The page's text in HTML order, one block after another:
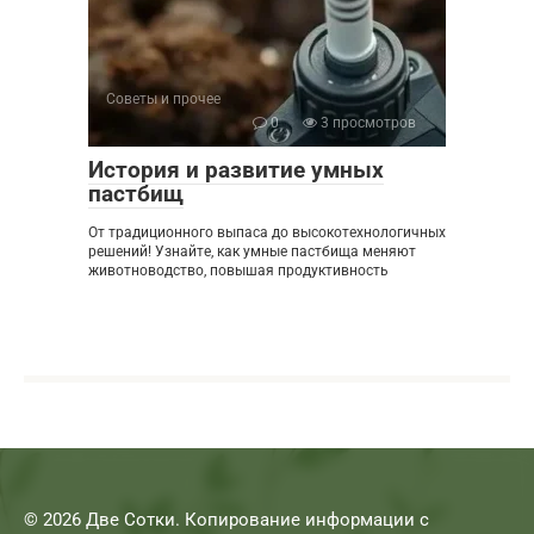
Советы и прочее
0
3 просмотров
История и развитие умных
пастбищ
От традиционного выпаса до высокотехнологичных
решений! Узнайте, как умные пастбища меняют
животноводство, повышая продуктивность
© 2026 Две Сотки. Копирование информации с